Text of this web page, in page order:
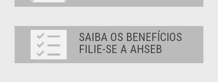
SAIBA OS BENEFÍCIOS
FILIE-SE A AHSEB